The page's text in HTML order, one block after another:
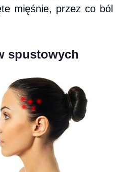
mięśnie, przez co ból
spustowych